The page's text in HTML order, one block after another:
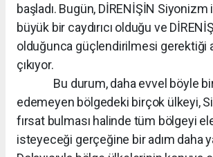
başladı. Bugün, DİRENİŞİN
büyük bir caydırıcı olduğu ve
olduğunca güçlendirilmesi gerektiği
çıkıyor.
Bu durum, daha evvel böyle bir
edemeyen bölgedeki birçok ülkeyi,
fırsat bulması halinde tüm bölgeyi
isteyeceği gerçeğine bir adım daha